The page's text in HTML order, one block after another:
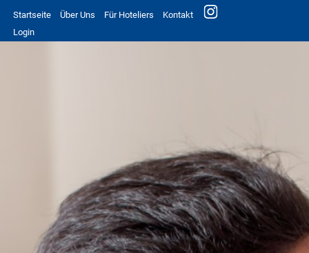
Startseite Über Uns Für Hoteliers
Kontakt
Login